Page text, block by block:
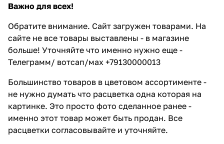
Важно для всех!
Обратите внимание. Сайт загружен товарами. На
сайте не все товары выставлены - в магазине
больше! Уточняйте что именно нужно еще -
Телеграмм/ вотсап/мах +79130000013
Большинство товаров в цветовом ассортименте -
не нужно думать что расцветка одна которая на
картинке. Это просто фото сделанное ранее -
именно этот товар может быть продан. Все
расцветки согласовывайте и уточняйте.